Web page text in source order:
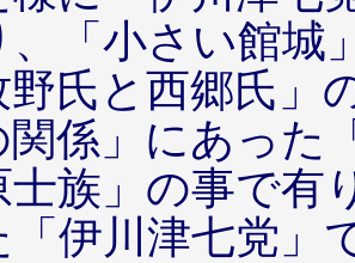
、「小さい館城
野氏と西郷氏」
関係」にあった
士族」の事で有
「伊川津七党」